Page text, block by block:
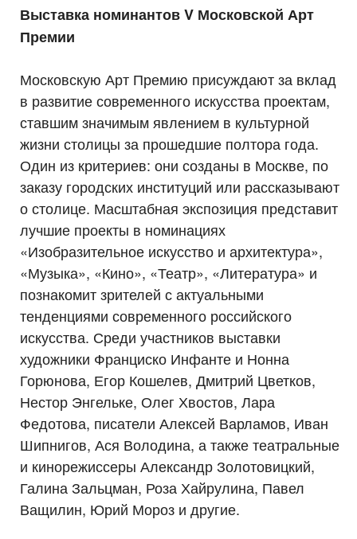
Выставка номинантов V Московской Арт
Премии
Московскую Арт Премию присуждают за вклад
в развитие современного искусства проектам,
ставшим значимым явлением в культурной
жизни столицы за прошедшие полтора года.
Один из критериев: они созданы в Москве, по
заказу городских институций или рассказывают
о столице. Масштабная экспозиция представит
лучшие проекты в номинациях
«Изобразительное искусство и архитектура»,
«Музыка», «Кино», «Театр», «Литература» и
познакомит зрителей с актуальными
тенденциями современного российского
искусства. Среди участников выставки
художники Франциско Инфанте и Нонна
Горюнова, Егор Кошелев, Дмитрий Цветков,
Нестор Энгельке, Олег Хвостов, Лара
Федотова, писатели Алексей Варламов, Иван
Шипнигов, Ася Володина, а также театральные
и кинорежиссеры Александр Золотовицкий,
Галина Зальцман, Роза Хайрулина, Павел
Ващилин, Юрий Мороз и другие.